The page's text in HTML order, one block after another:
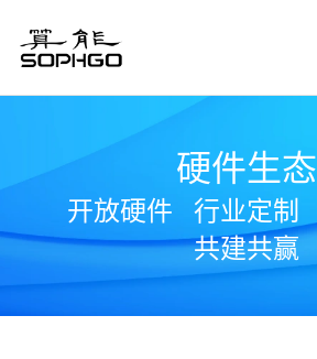
硬件生态
开放硬件 行业定制
共建共赢